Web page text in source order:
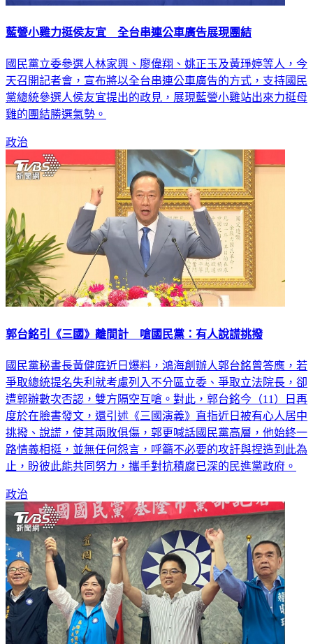
藍營小雞力挺侯友宜 全台串連公車廣告展現團結
國民黨立委參選人林家興、廖偉翔、姚正玉及黃琤婷等人，今
天召開記者會，宣布將以全台串連公車廣告的方式，支持國民
黨總統參選人侯友宜提出的政見，展現藍營小雞站出來力挺母
雞的團結勝選氣勢。
政治
郭台銘引《三國》離間計 嗆國民黨：有人說謊挑撥
國民黨秘書長黃健庭近日爆料，鴻海創辦人郭台銘曾答應，若
爭取總統提名失利就考慮列入不分區立委、爭取立法院長，卻
遭郭辦數次否認，雙方隔空互嗆。對此，郭台銘今（11）日再
度於在臉書發文，還引述《三國演義》直指近日被有心人居中
挑撥、說謊，使其兩敗俱傷，郭更喊話國民黨高層，他始終一
路情義相挺，並無任何怨言，呼籲不必要的攻訐與捏造到此為
止，盼彼此能共同努力，攜手對抗積腐已深的民進黨政府。
政治